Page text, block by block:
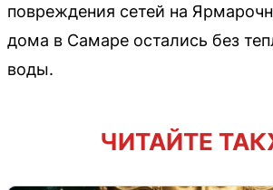
повреждения сетей на
дома в Самаре остались без
воды.
ЧИТАЙТЕ